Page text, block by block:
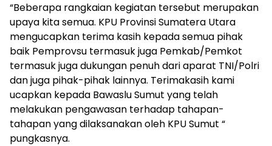
“Beberapa rangkaian kegiatan tersebut merupakan
upaya kita semua. KPU Provinsi Sumatera Utara
mengucapkan terima kasih kepada semua pihak
baik Pemprovsu termasuk juga Pemkab/Pemkot
termasuk juga dukungan penuh dari aparat TNI/Polri
dan juga pihak-pihak lainnya. Terimakasih kami
ucapkan kepada Bawaslu Sumut yang telah
melakukan pengawasan terhadap tahapan-
tahapan yang dilaksanakan oleh KPU Sumut “
pungkasnya.